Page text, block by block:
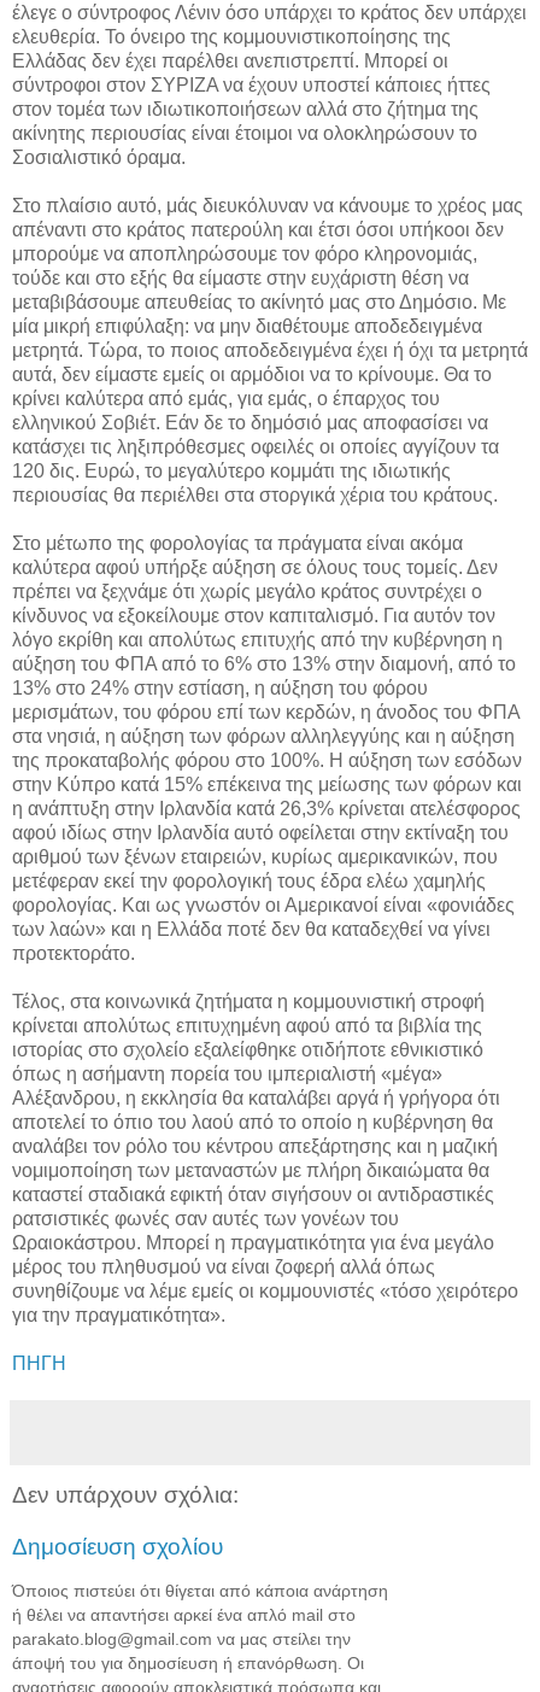
έλεγε ο σύντροφος Λένιν όσο υπάρχει το κράτος δεν υπάρχει
ελευθερία. Το όνειρο της κομμουνιστικοποίησης της
Ελλάδας δεν έχει παρέλθει ανεπιστρεπτί. Μπορεί οι
σύντροφοι στον ΣΥΡΙΖΑ να έχουν υποστεί κάποιες ήττες
στον τομέα των ιδιωτικοποιήσεων αλλά στο ζήτημα της
ακίνητης περιουσίας είναι έτοιμοι να ολοκληρώσουν το
Σοσιαλιστικό όραμα.
Στο πλαίσιο αυτό, μάς διευκόλυναν να κάνουμε το χρέος μας
απέναντι στο κράτος πατερούλη και έτσι όσοι υπήκοοι δεν
μπορούμε να αποπληρώσουμε τον φόρο κληρονομιάς,
τούδε και στο εξής θα είμαστε στην ευχάριστη θέση να
μεταβιβάσουμε απευθείας το ακίνητό μας στο Δημόσιο. Με
μία μικρή επιφύλαξη: να μην διαθέτουμε αποδεδειγμένα
μετρητά. Τώρα, το ποιος αποδεδειγμένα έχει ή όχι τα μετρητά
αυτά, δεν είμαστε εμείς οι αρμόδιοι να το κρίνουμε. Θα το
κρίνει καλύτερα από εμάς, για εμάς, ο έπαρχος του
ελληνικού Σοβιέτ. Εάν δε το δημόσιό μας αποφασίσει να
κατάσχει τις ληξιπρόθεσμες οφειλές οι οποίες αγγίζουν τα
120 δις. Ευρώ, το μεγαλύτερο κομμάτι της ιδιωτικής
περιουσίας θα περιέλθει στα στοργικά χέρια του κράτους.
Στο μέτωπο της φορολογίας τα πράγματα είναι ακόμα
καλύτερα αφού υπήρξε αύξηση σε όλους τους τομείς. Δεν
πρέπει να ξεχνάμε ότι χωρίς μεγάλο κράτος συντρέχει ο
κίνδυνος να εξοκείλουμε στον καπιταλισμό. Για αυτόν τον
λόγο εκρίθη και απολύτως επιτυχής από την κυβέρνηση η
αύξηση του ΦΠΑ από το 6% στο 13% στην διαμονή, από το
13% στο 24% στην εστίαση, η αύξηση του φόρου
μερισμάτων, του φόρου επί των κερδών, η άνοδος του ΦΠΑ
στα νησιά, η αύξηση των φόρων αλληλεγγύης και η αύξηση
της προκαταβολής φόρου στο 100%. Η αύξηση των εσόδων
στην Κύπρο κατά 15% επέκεινα της μείωσης των φόρων και
η ανάπτυξη στην Ιρλανδία κατά 26,3% κρίνεται ατελέσφορος
αφού ιδίως στην Ιρλανδία αυτό οφείλεται στην εκτίναξη του
αριθμού των ξένων εταιρειών, κυρίως αμερικανικών, που
μετέφεραν εκεί την φορολογική τους έδρα ελέω χαμηλής
φορολογίας. Και ως γνωστόν οι Αμερικανοί είναι «φονιάδες
των λαών» και η Ελλάδα ποτέ δεν θα καταδεχθεί να γίνει
προτεκτοράτο.
Τέλος, στα κοινωνικά ζητήματα η κομμουνιστική στροφή
κρίνεται απολύτως επιτυχημένη αφού από τα βιβλία της
ιστορίας στο σχολείο εξαλείφθηκε οτιδήποτε εθνικιστικό
όπως η ασήμαντη πορεία του ιμπεριαλιστή «μέγα»
Αλέξανδρου, η εκκλησία θα καταλάβει αργά ή γρήγορα ότι
αποτελεί το όπιο του λαού από το οποίο η κυβέρνηση θα
αναλάβει τον ρόλο του κέντρου απεξάρτησης και η μαζική
νομιμοποίηση των μεταναστών με πλήρη δικαιώματα θα
καταστεί σταδιακά εφικτή όταν σιγήσουν οι αντιδραστικές
ρατσιστικές φωνές σαν αυτές των γονέων του
Ωραιοκάστρου. Μπορεί η πραγματικότητα για ένα μεγάλο
μέρος του πληθυσμού να είναι ζοφερή αλλά όπως
συνηθίζουμε να λέμε εμείς οι κομμουνιστές «τόσο χειρότερο
για την πραγματικότητα».
ΠΗΓΗ
Δεν υπάρχουν σχόλια:
Δημοσίευση σχολίου
Όποιος πιστεύει ότι θίγεται από κάποια ανάρτηση
ή θέλει να απαντήσει αρκεί ένα απλό mail στο
parakato.blog@gmail.com να μας στείλει την
άποψή του για δημοσίευση ή επανόρθωση. Οι
αναρτήσεις αφορούν αποκλειστικά πρόσωπα και